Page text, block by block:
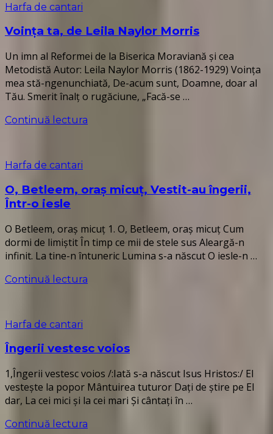
Harfa de cantari
Voința ta, de Leila Naylor Morris
Un imn al Reformei de la Biserica Moraviană și cea
Metodistă Autor: Leila Naylor Morris (1862-1929) Voinţa
mea stă-ngenunchiată, De-acum sunt, Doamne, doar al
Tău. Smerit înalţ o rugăciune, „Facă-se …
Continuă lectura
Harfa de cantari
O, Betleem, oraş micuţ, Vestit-au îngerii,
Într-o iesle
O Betleem, oraș micuț 1. O, Betleem, oraş micuţ Cum
dormi de limiştit În timp ce mii de stele sus Aleargă-n
infinit. La tine-n întuneric Lumina s-a născut O iesle-n …
Continuă lectura
Harfa de cantari
Îngerii vestesc voios
1,Îngerii vestesc voios /:Iată s-a născut Isus Hristos:/ El
vestește la popor Mântuirea tuturor Dați de știre pe El
dar, La cei mici și la cei mari Și cântați în …
Continuă lectura